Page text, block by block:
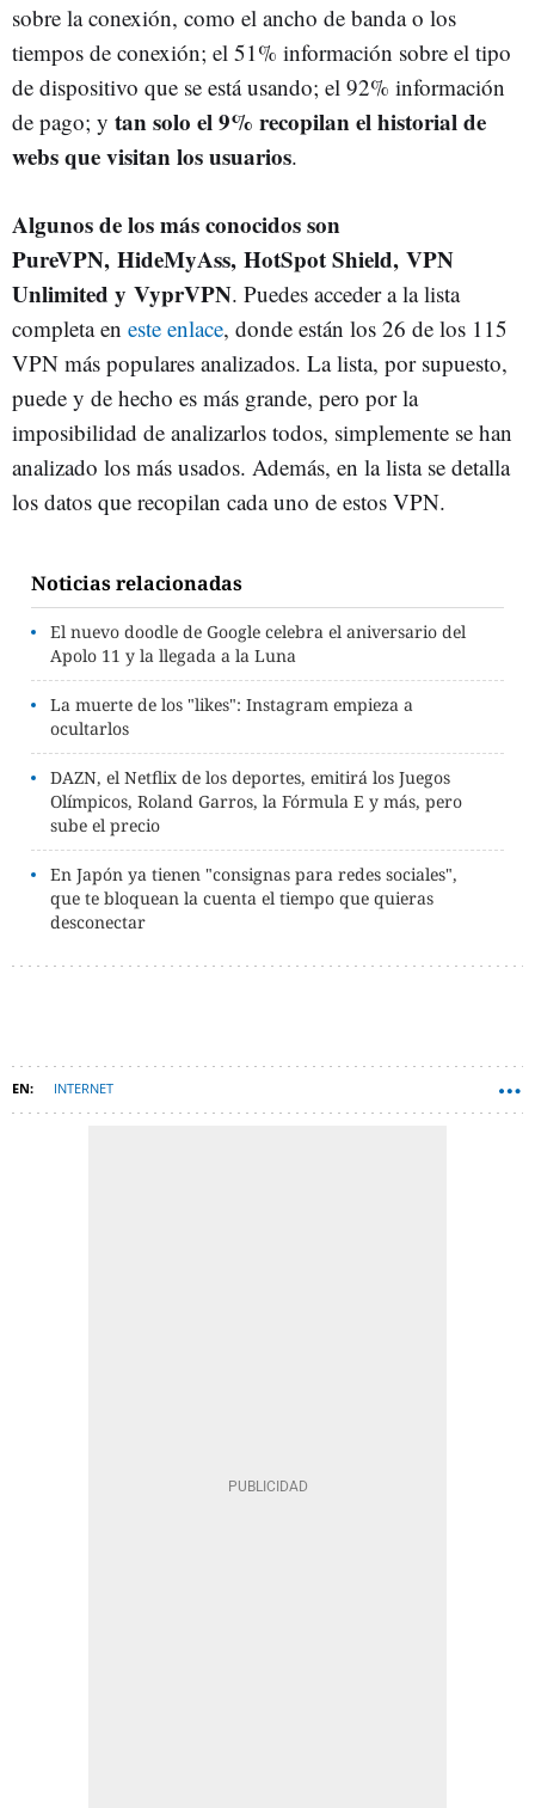
sobre la conexión, como el ancho de banda o los
tiempos de conexión; el 51% información sobre el tipo
de dispositivo que se está usando; el 92% información
de pago; y tan solo el 9% recopilan el historial de
webs que visitan los usuarios.
Algunos de los más conocidos son
PureVPN, HideMyAss, HotSpot Shield, VPN
Unlimited y VyprVPN. Puedes acceder a la lista
completa en este enlace, donde están los 26 de los 115
VPN más populares analizados. La lista, por supuesto,
puede y de hecho es más grande, pero por la
imposibilidad de analizarlos todos, simplemente se han
analizado los más usados. Además, en la lista se detalla
los datos que recopilan cada uno de estos VPN.
Noticias relacionadas
El nuevo doodle de Google celebra el aniversario del
Apolo 11 y la llegada a la Luna
La muerte de los "likes": Instagram empieza a
ocultarlos
DAZN, el Netflix de los deportes, emitirá los Juegos
Olímpicos, Roland Garros, la Fórmula E y más, pero
sube el precio
En Japón ya tienen "consignas para redes sociales",
que te bloquean la cuenta el tiempo que quieras
desconectar
INTERNET